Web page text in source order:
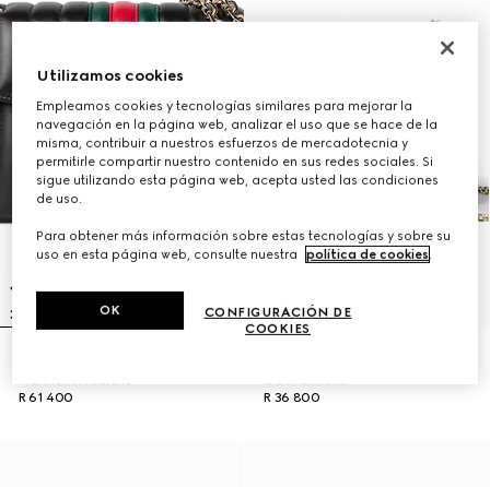
Marmont Mediano
R 61 400
GG Marmont
R 36 800
Utilizamos cookies
Empleamos cookies y tecnologías similares para mejorar la
navegación en la página web, analizar el uso que se hace de la
misma, contribuir a nuestros esfuerzos de mercadotecnia y
permitirle compartir nuestro contenido en sus redes sociales. Si
sigue utilizando esta página web, acepta usted las condiciones
de uso.
Para obtener más información sobre estas tecnologías y sobre su
uso en esta página web, consulte nuestra
política de cookies.
CONFIGURACIÓN DE
COOKIES
OK